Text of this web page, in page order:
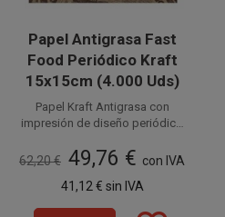
Papel Antigrasa Fast
Food Periódico Kraft
15x15cm (4.000 Uds)
Papel Kraft Antigrasa con
impresión de diseño periódico
Este
papel parafinado
alimentario de 35 g/m²
ideal para envolver
de 4.000 unidades, distribuidas
en 4 paquetes de 1.000
unidades.
62,20 € 49,76 € con IVA
41,12 € sin IVA